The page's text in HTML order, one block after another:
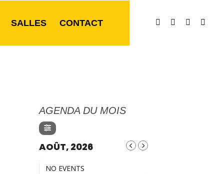
SALLES CONTACT
AGENDA DU MOIS
AOÛT, 2026
NO EVENTS